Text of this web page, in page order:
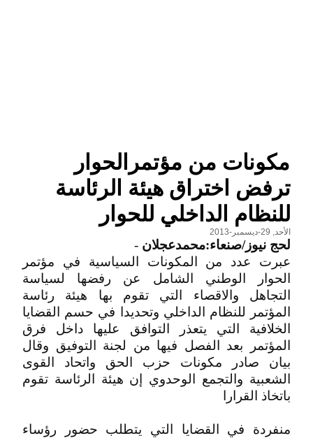
مكونات من مؤتمرالحوار
ترفض اختراق هيئة الرئاسة
للنظام الداخلي للحوار
الأحد, 29-ديسمبر-2013
لحج نيوز/صنعاء:محمدعجلان -
عبرت عدد من المكونات السياسية في مؤتمر
الحوار الوطني الشامل عن رفضها لسياسة
التجاهل والاقصاء التي تقوم بها هيئة رئاسة
المؤتمر للنظام الداخلي وتحديدا في حسم القضايا
الخلافية التي يتعذر التوافق عليها داخل فرق
المؤتمر بعد الفصل فيها من لجنة التوفيق وقال
بيان صادر مكونات حزب الحق واتحاد القوى
الشعبية والتجمع الوحدوي إن هيئة الرئاسة تقوم
باتخاذ القرارا
منفردة في القضايا التي يتطلب حضور رؤساء